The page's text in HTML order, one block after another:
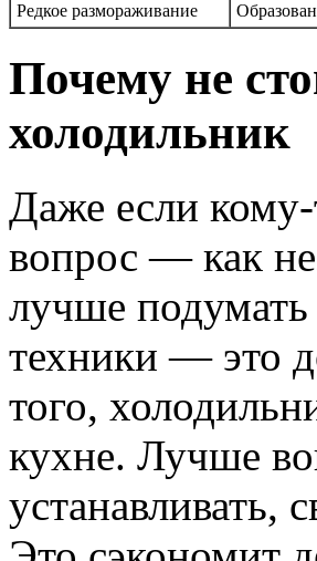
Редкое размораживание
Почему не
холодильник
Даже если
вопрос — как
лучше
техники — это
того,
кухне. Лучше
устанавливать,